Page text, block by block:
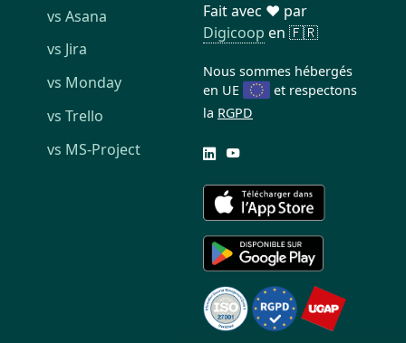
vs Asana
vs Jira
vs Monday
vs Trello
vs MS-Project
Fait avec ❤️ par
Digicoop en 🇫🇷
Nous sommes hébergés
en UE
et respectons
la RGPD